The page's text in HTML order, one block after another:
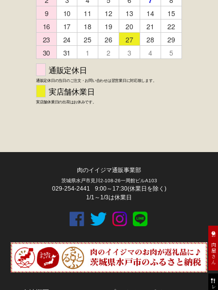
FACEBOOK twitter instagram LINE
お肉屋さん
肉のイイジマ通販事業部
茨城県水戸市見川2-108-26一周館ビルA103
029-254-2441
9:00～17:30(休業日を除く)
1/1～1/3は休業日